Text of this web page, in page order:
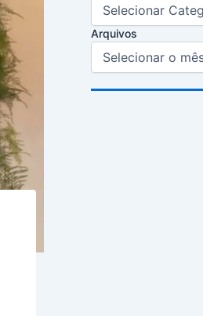
Arquivos